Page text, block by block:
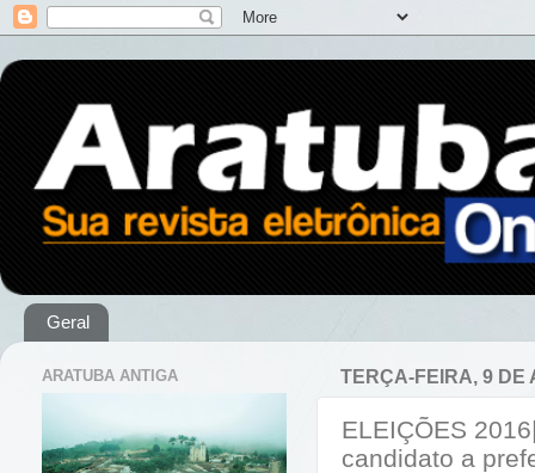
Geral
TERÇA-FEIRA, 9 DE
ELEIÇÕES
candidato a
ARATUBA ANTIGA